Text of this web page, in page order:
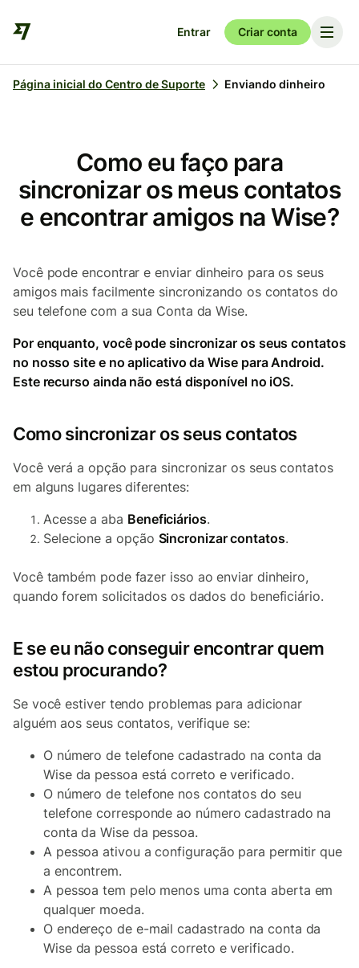
Entrar Criar conta
Página inicial do Centro de Suporte Enviando dinheiro
Como eu faço para
sincronizar os meus contatos
e encontrar amigos na Wise?
Você pode encontrar e enviar dinheiro para os seus
amigos mais facilmente sincronizando os contatos do
seu telefone com a sua Conta da Wise.
Por enquanto, você pode sincronizar os seus contatos
no nosso site e no aplicativo da Wise para Android.
Este recurso ainda não está disponível no iOS.
Como sincronizar os seus contatos
Você verá a opção para sincronizar os seus contatos
em alguns lugares diferentes:
Acesse a aba Beneficiários.
Selecione a opção Sincronizar contatos.
Você também pode fazer isso ao enviar dinheiro,
quando forem solicitados os dados do beneficiário.
E se eu não conseguir encontrar quem
estou procurando?
Se você estiver tendo problemas para adicionar
alguém aos seus contatos, verifique se:
O número de telefone cadastrado na conta da
Wise da pessoa está correto e verificado.
O número de telefone nos contatos do seu
telefone corresponde ao número cadastrado na
conta da Wise da pessoa.
A pessoa ativou a configuração para permitir que
a encontrem.
A pessoa tem pelo menos uma conta aberta em
qualquer moeda.
O endereço de e-mail cadastrado na conta da
Wise da pessoa está correto e verificado.